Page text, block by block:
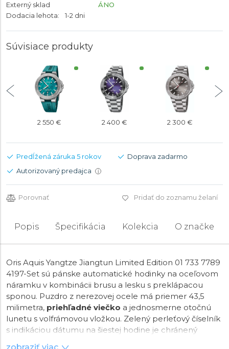
Externý sklad
ÁNO
Dodacia lehota:
1-2 dni
Súvisiace produkty
2 550 € 2 400 € 2 300 €
Predĺžená záruka 5 rokov
Doprava zadarmo
Autorizovaný predajca
i
Porovnať Pridať do zoznamu želaní
Popis Špecifikácia Kolekcia O značke
Oris Aquis Yangtze Jiangtun Limited Edition 01 733 7789
4197-Set sú pánske automatické hodinky na oceľovom
náramku v kombinácii brusu a lesku s preklápacou
sponou. Puzdro z nerezovej ocele má priemer 43,5
milimetra, priehľadné viečko a jednosmerne otočnú
lunetu s volfrámovou vložkou. Zelený perleťový číselník
s indikáciou dátumu na šiestej hodine je chránený
odolným